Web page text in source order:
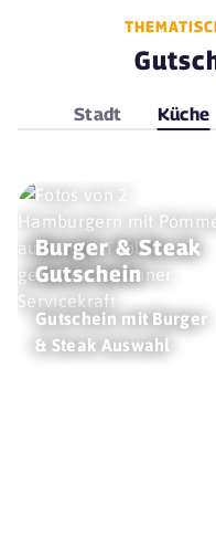
Stadt Küche
Burger & Steak
Gutschein
Gutschein mit Burger
& Steak Auswahl